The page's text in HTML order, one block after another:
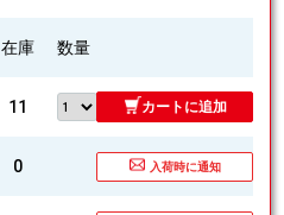
在庫 数量
11 カートに追加
0 入荷時に通知